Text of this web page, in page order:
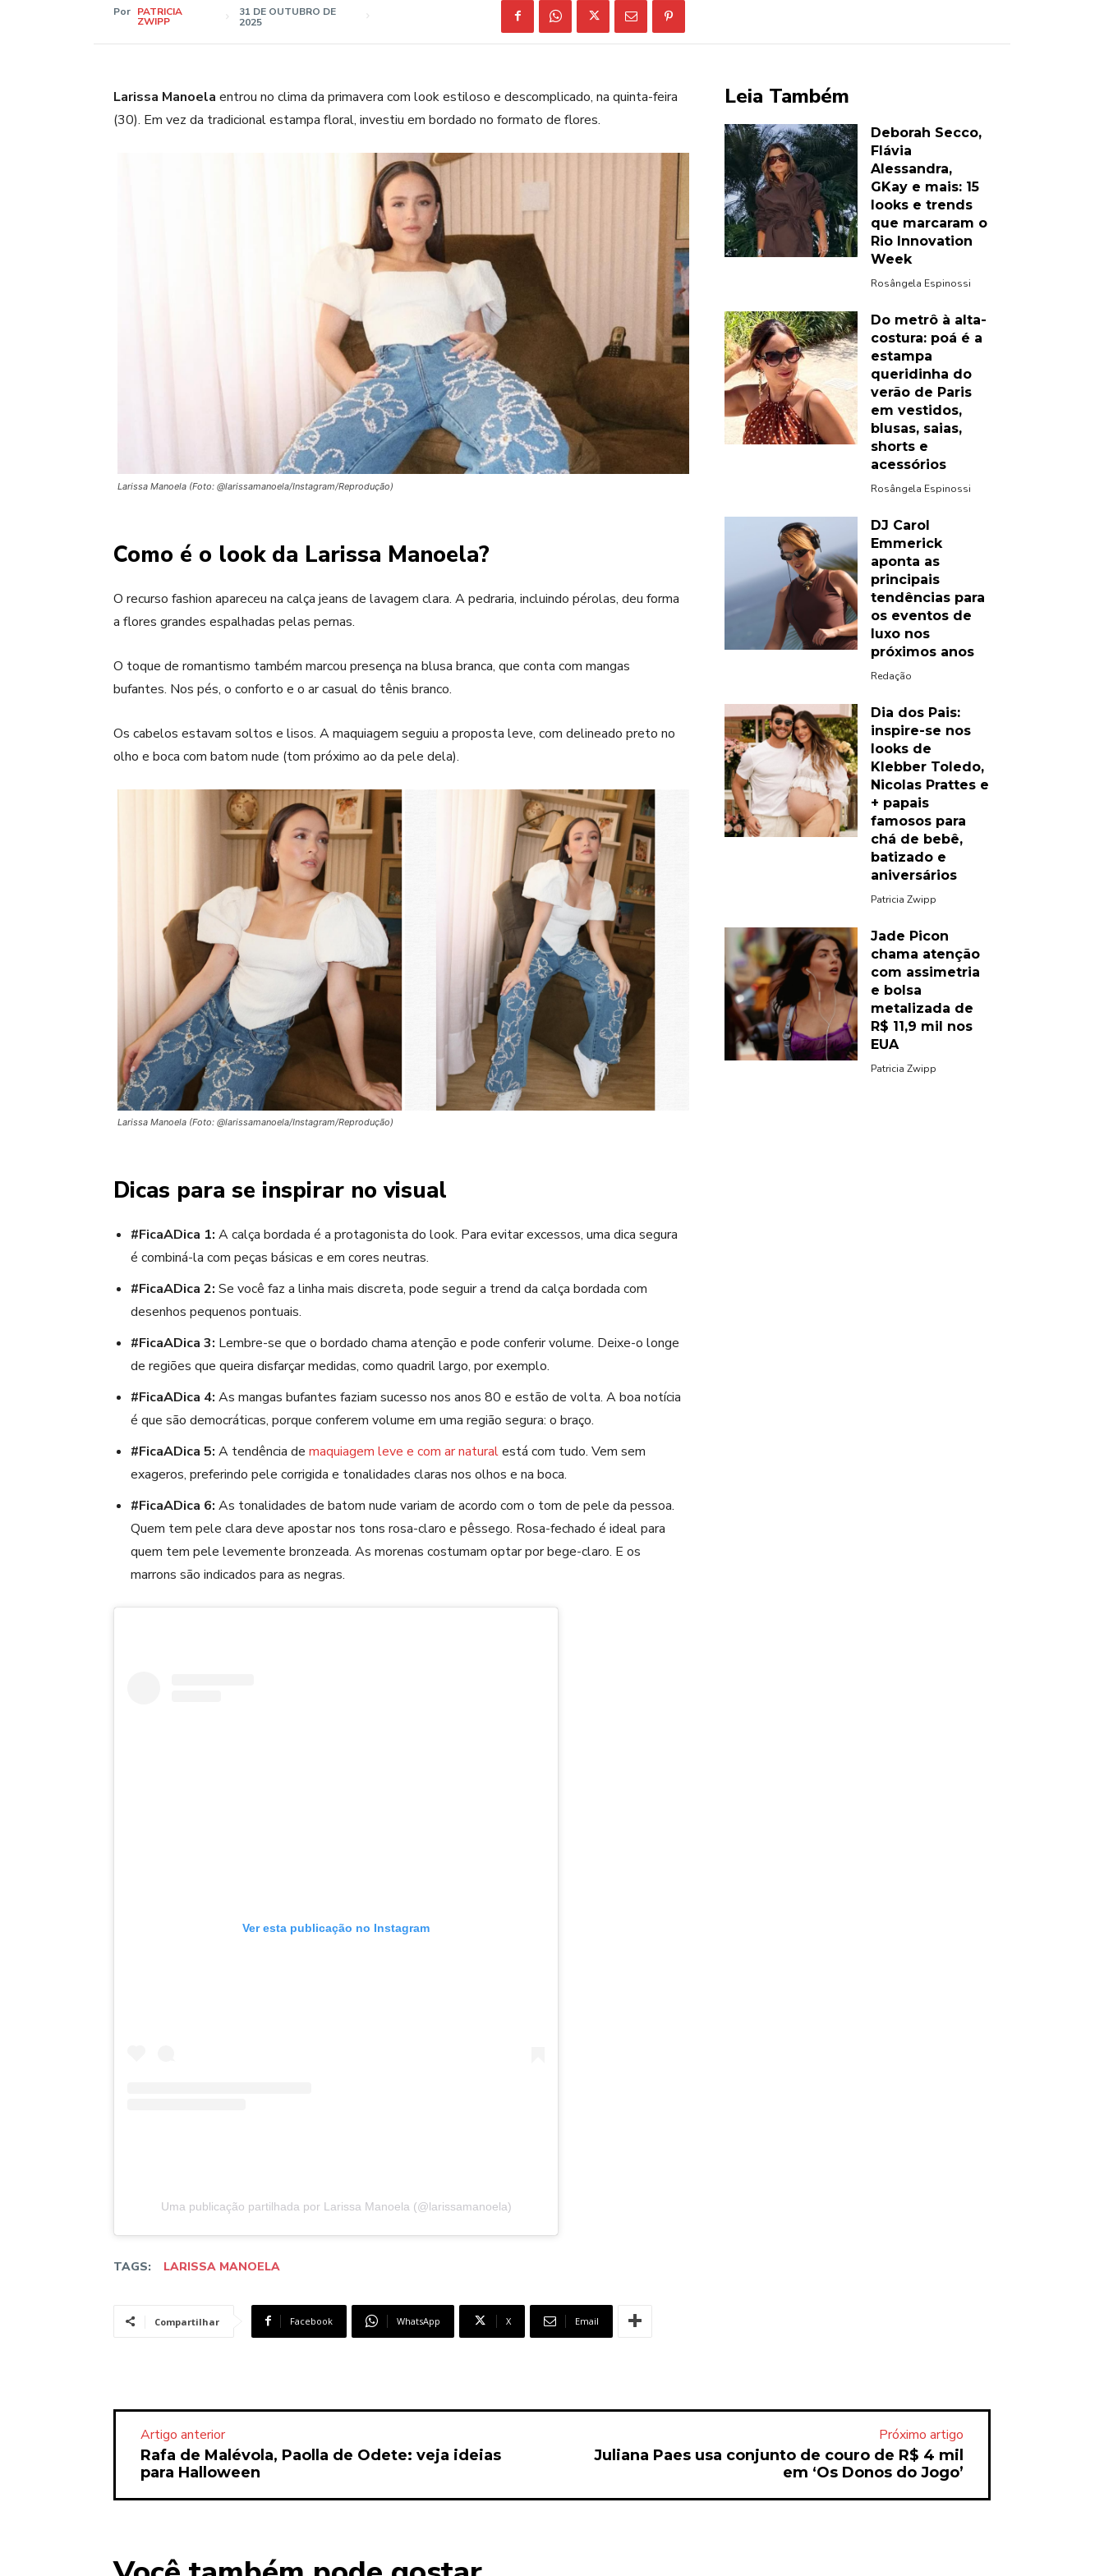
Por PATRICIA
ZWIPP
31 DE OUTUBRO DE
2025
Larissa Manoela entrou no clima da primavera com look estiloso e descomplicado, na quinta-feira
(30). Em vez da tradicional estampa floral, investiu em bordado no formato de flores.
Larissa Manoela (Foto: @larissamanoela/Instagram/Reprodução)
Como é o look da Larissa Manoela?
O recurso fashion apareceu na calça jeans de lavagem clara. A pedraria, incluindo pérolas, deu forma
a flores grandes espalhadas pelas pernas.
O toque de romantismo também marcou presença na blusa branca, que conta com mangas
bufantes. Nos pés, o conforto e o ar casual do tênis branco.
Os cabelos estavam soltos e lisos. A maquiagem seguiu a proposta leve, com delineado preto no
olho e boca com batom nude (tom próximo ao da pele dela).
Larissa Manoela (Foto: @larissamanoela/Instagram/Reprodução)
Dicas para se inspirar no visual
#FicaADica 1: A calça bordada é a protagonista do look. Para evitar excessos, uma dica segura
é combiná-la com peças básicas e em cores neutras.
#FicaADica 2: Se você faz a linha mais discreta, pode seguir a trend da calça bordada com
desenhos pequenos pontuais.
#FicaADica 3: Lembre-se que o bordado chama atenção e pode conferir volume. Deixe-o longe
de regiões que queira disfarçar medidas, como quadril largo, por exemplo.
#FicaADica 4: As mangas bufantes faziam sucesso nos anos 80 e estão de volta. A boa notícia
é que são democráticas, porque conferem volume em uma região segura: o braço.
#FicaADica 5: A tendência de maquiagem leve e com ar naturalestá com tudo. Vem sem
exageros, preferindo pele corrigida e tonalidades claras nos olhos e na boca.
#FicaADica 6: As tonalidades de batom nude variam de acordo com o tom de pele da pessoa.
Quem tem pele clara deve apostar nos tons rosa-claro e pêssego. Rosa-fechado é ideal para
quem tem pele levemente bronzeada. As morenas costumam optar por bege-claro. E os
marrons são indicados para as negras.
Ver esta publicação no Instagram
Uma publicação partilhada por Larissa Manoela (@larissamanoela)
TAGS: LARISSA MANOELA
Compartilhar Facebook WhatsApp X Email
Leia Também
Deborah Secco,
Flávia
Alessandra,
GKay e mais: 15
looks e trends
que marcaram o
Rio Innovation
Week
Rosângela Espinossi
Do metrô à alta-
costura: poá é a
estampa
queridinha do
verão de Paris
em vestidos,
blusas, saias,
shorts e
acessórios
Rosângela Espinossi
DJ Carol
Emmerick
aponta as
principais
tendências para
os eventos de
luxo nos
próximos anos
Redação
Dia dos Pais:
inspire-se nos
looks de
Klebber Toledo,
Nicolas Prattes e
+ papais
famosos para
chá de bebê,
batizado e
aniversários
Patricia Zwipp
Jade Picon
chama atenção
com assimetria
e bolsa
metalizada de
R$ 11,9 mil nos
EUA
Patricia Zwipp
Artigo anterior
Rafa de Malévola, Paolla de Odete: veja ideias
para Halloween
Próximo artigo
Juliana Paes usa conjunto de couro de R$ 4 mil
em ‘Os Donos do Jogo’